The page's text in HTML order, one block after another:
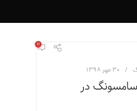
۱۱
۳۰ مهر ۱۳۹۸
در